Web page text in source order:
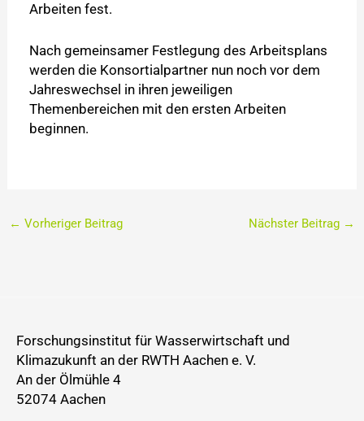
Arbeiten fest.
Nach gemeinsamer Festlegung des Arbeitsplans
werden die Konsortialpartner nun noch vor dem
Jahreswechsel in ihren jeweiligen
Themenbereichen mit den ersten Arbeiten
beginnen.
← Vorheriger Beitrag Nächster Beitrag →
Forschungsinstitut für Wasserwirtschaft und
Klimazukunft an der RWTH Aachen e. V.
An der Ölmühle 4
52074 Aachen